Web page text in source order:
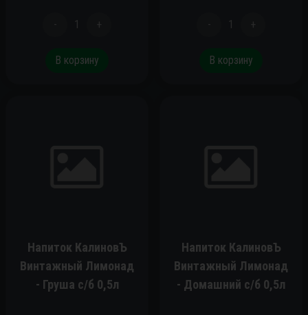
- 1 +
В корзину
- 1 +
В корзину
Напиток КалиновЪ
Винтажный Лимонад
- Груша c/б 0,5л
Напиток КалиновЪ
Винтажный Лимонад
- Домашний c/б 0,5л